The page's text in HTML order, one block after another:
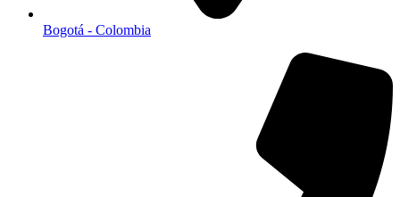
Bogotá - Colombia